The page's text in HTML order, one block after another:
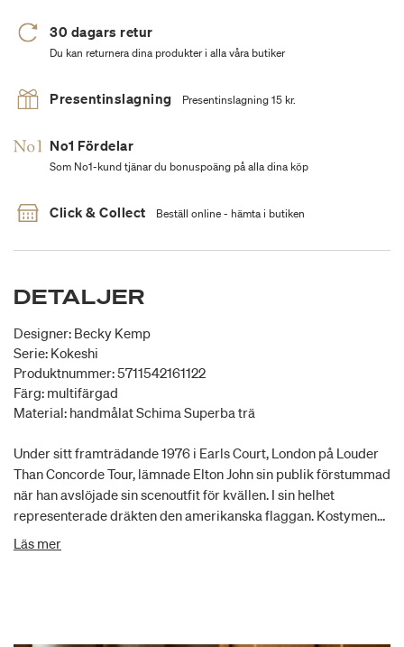
30 dagars retur
Du kan returnera dina produkter i alla våra butiker
Presentinslagning Presentinslagning 15 kr.
No1 Fördelar
Som No1-kund tjänar du bonuspoäng på alla dina köp
Click & Collect Beställ online - hämta i butiken
DETALJER
Designer: Becky Kemp
Serie: Kokeshi
Produktnummer: 5711542161122
Färg: multifärgad
Material: handmålat Schima Superba trä
Under sitt framträdande 1976 i Earls Court, London på Louder
Than Concorde Tour, lämnade Elton John sin publik förstummad
när han avslöjade sin scenoutfit för kvällen. I sin helhet
representerade dräkten den amerikanska flaggan. Kostymen
var ett paradnummer, full av karaktär, precis som Elton John,
Läs mer